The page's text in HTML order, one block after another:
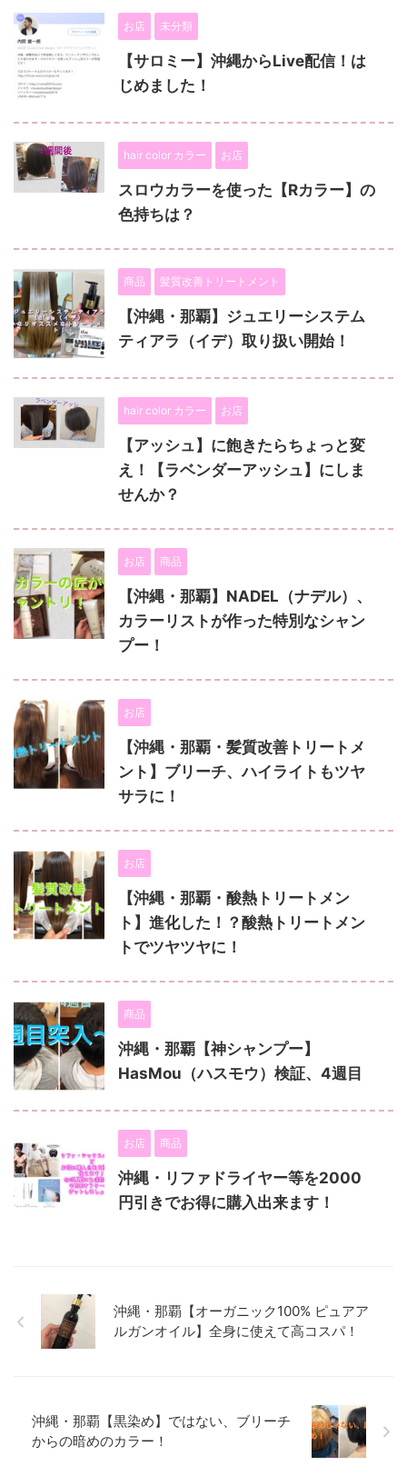
お店 未分類
【サロミー】沖縄からLive配信！は
じめました！
hair color カラー お店
スロウカラーを使った【Rカラー】の
色持ちは？
商品 髪質改善トリートメント
【沖縄・那覇】ジュエリーシステム
ティアラ（イデ）取り扱い開始！
hair color カラー お店
【アッシュ】に飽きたらちょっと変
え！【ラベンダーアッシュ】にしま
せんか？
お店 商品
【沖縄・那覇】NADEL（ナデル）、
カラーリストが作った特別なシャン
プー！
お店
【沖縄・那覇・髪質改善トリートメ
ント】ブリーチ、ハイライトもツヤ
サラに！
お店
【沖縄・那覇・酸熱トリートメン
ト】進化した！？酸熱トリートメン
トでツヤツヤに！
商品
沖縄・那覇【神シャンプー】
HasMou（ハスモウ）検証、4週目
お店 商品
沖縄・リファドライヤー等を2000
円引きでお得に購入出来ます！
沖縄・那覇【オーガニック100% ピュアア
ルガンオイル】全身に使えて高コスパ！
沖縄・那覇【黒染め】ではない、ブリーチ
からの暗めのカラー！